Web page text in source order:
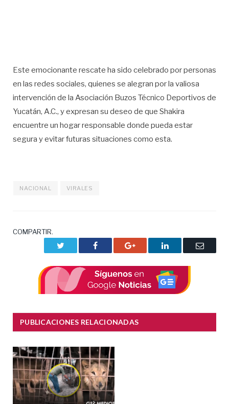
Este emocionante rescate ha sido celebrado por personas
en las redes sociales, quienes se alegran por la valiosa
intervención de la Asociación Buzos Técnico Deportivos de
Yucatán, A.C., y expresan su deseo de que Shakira
encuentre un hogar responsable donde pueda estar
segura y evitar futuras situaciones como esta.
NACIONAL VIRALES
COMPARTIR.
Facebook Google+ LinkedIn
Correo
PUBLICACIONES RELACIONADAS